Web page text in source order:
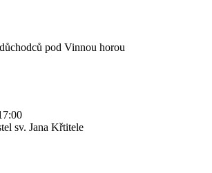
pod Vinnou horou
sv. Jana Křtitele